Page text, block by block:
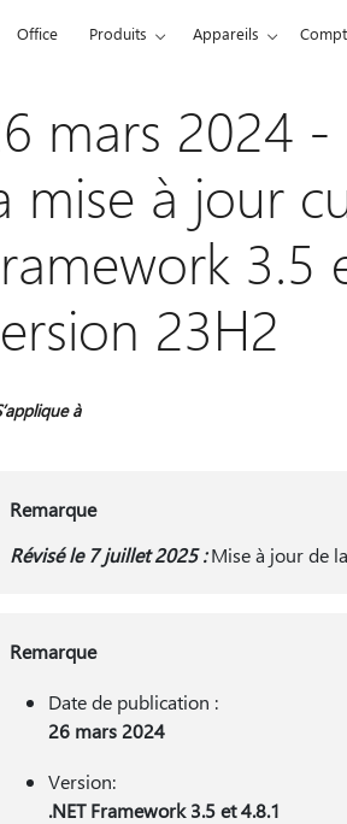
Office Produits Appareils
mars 2024
mise à jour
3.5
23H2
à
Remarque
Révisé le 7 juillet 2025 :Mise à jour de
Remarque
Date de publication :
26 mars 2024
Version:
.NET Framework 3.5 et 4.8.1